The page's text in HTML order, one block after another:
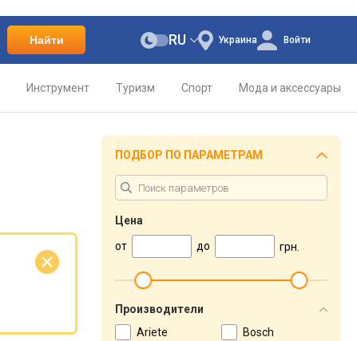
Найти Украина
RU Войти
Инструмент Туризм Спорт Мода и аксессуары
ПОДБОР ПО ПАРАМЕТРАМ
Цена
от
до грн.
Производители
Ariete
Bosch